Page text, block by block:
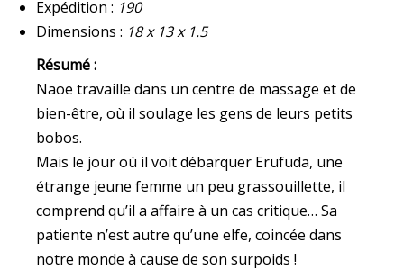
Expédition : 190
Dimensions : 18 x 13 x 1.5
Résumé :
Naoe travaille dans un centre de massage et de
bien-être, où il soulage les gens de leurs petits
bobos.
Mais le jour où il voit débarquer Erufuda, une
étrange jeune femme un peu grassouillette, il
comprend qu’il a affaire à un cas critique… Sa
patiente n’est autre qu’une elfe, coincée dans
notre monde à cause de son surpoids !